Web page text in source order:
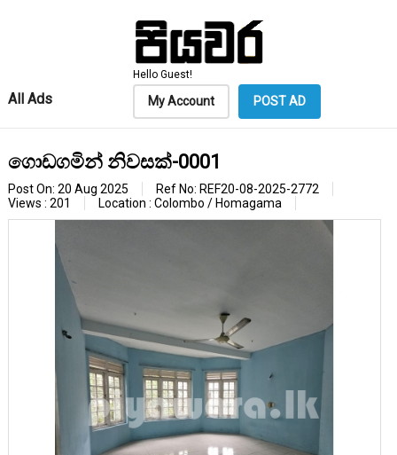
All Ads
Hello Guest!
My Account POST AD
ගොඩගමින් නිවසක්-0001
Post On: 20 Aug 2025
Ref No: REF20-08-2025-2772
Views : 201
Location : Colombo / Homagama